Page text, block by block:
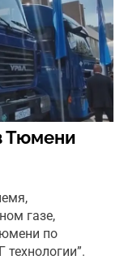
Тюмени
газе,
по
технологии”.